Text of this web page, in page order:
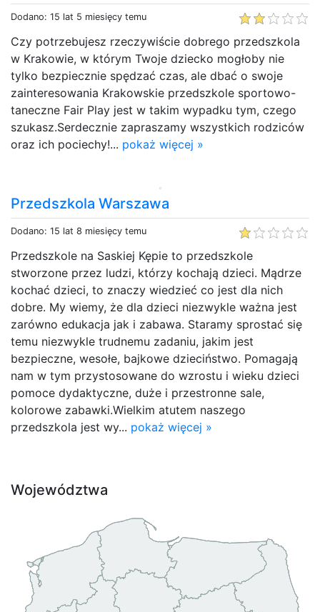
Dodano: 15 lat 5 miesięcy temu
Czy potrzebujesz rzeczywiście dobrego przedszkola
w Krakowie, w którym Twoje dziecko mogłoby nie
tylko bezpiecznie spędzać czas, ale dbać o swoje
zainteresowania Krakowskie przedszkole sportowo-
taneczne Fair Play jest w takim wypadku tym, czego
szukasz.Serdecznie zapraszamy wszystkich rodziców
oraz ich pociechy!... pokaż więcej »
Przedszkola Warszawa
Dodano: 15 lat 8 miesięcy temu
Przedszkole na Saskiej Kępie to przedszkole
stworzone przez ludzi, którzy kochają dzieci. Mądrze
kochać dzieci, to znaczy wiedzieć co jest dla nich
dobre. My wiemy, że dla dzieci niezwykle ważna jest
zarówno edukacja jak i zabawa. Staramy sprostać się
temu niezwykle trudnemu zadaniu, jakim jest
bezpieczne, wesołe, bajkowe dzieciństwo. Pomagają
nam w tym przystosowane do wzrostu i wieku dzieci
pomoce dydaktyczne, duże i przestronne sale,
kolorowe zabawki.Wielkim atutem naszego
przedszkola jest wy... pokaż więcej »
Województwa